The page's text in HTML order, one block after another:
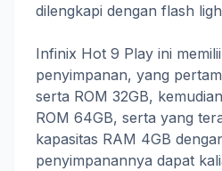
dilengkapi dengan flash
Infinix Hot 9 Play ini
penyimpanan, yang
serta ROM 32GB,
ROM 64GB, serta yang
kapasitas RAM 4GB
penyimpanannya dapat